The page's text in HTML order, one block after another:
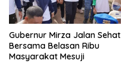
Gubernur Mirza Jalan Sehat
Bersama Belasan Ribu
Masyarakat Mesuji